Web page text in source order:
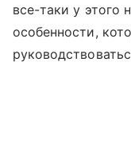
все-таки у этого
особенности,